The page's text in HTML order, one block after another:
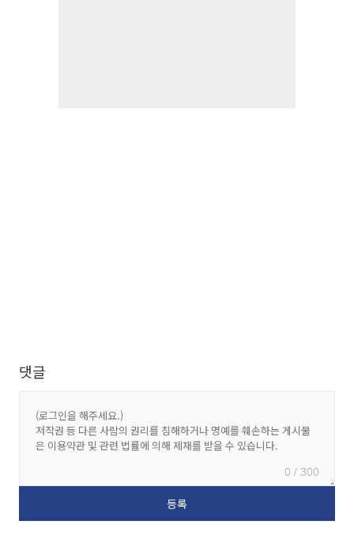
댓글
0 / 300